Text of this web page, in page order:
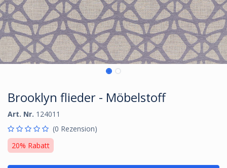
Brooklyn flieder - Möbelstoff
Art. Nr. 124011
(0 Rezension)
20% Rabatt